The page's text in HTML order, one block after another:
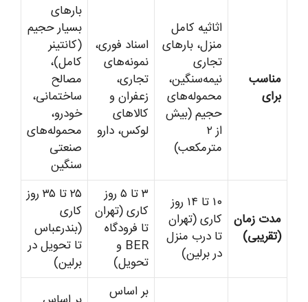
مناسب
برای
اثاثیه کامل
منزل، بارهای
تجاری
نیمه‌سنگین،
محموله‌های
حجیم (بیش
از ۲
مترمکعب)
اسناد فوری،
نمونه‌های
تجاری،
زعفران و
کالاهای
لوکس، دارو
بارهای
بسیار حجیم
(کانتینر
کامل)،
مصالح
ساختمانی،
خودرو،
محموله‌های
صنعتی
سنگین
مدت زمان
(تقریبی)
۱۰ تا ۱۴ روز
کاری (تهران
تا درب منزل
در برلین)
۳ تا ۵ روز
کاری (تهران
تا فرودگاه
BER و
تحویل)
۲۵ تا ۳۵ روز
کاری
(بندرعباس
تا تحویل در
برلین)
بر اساس